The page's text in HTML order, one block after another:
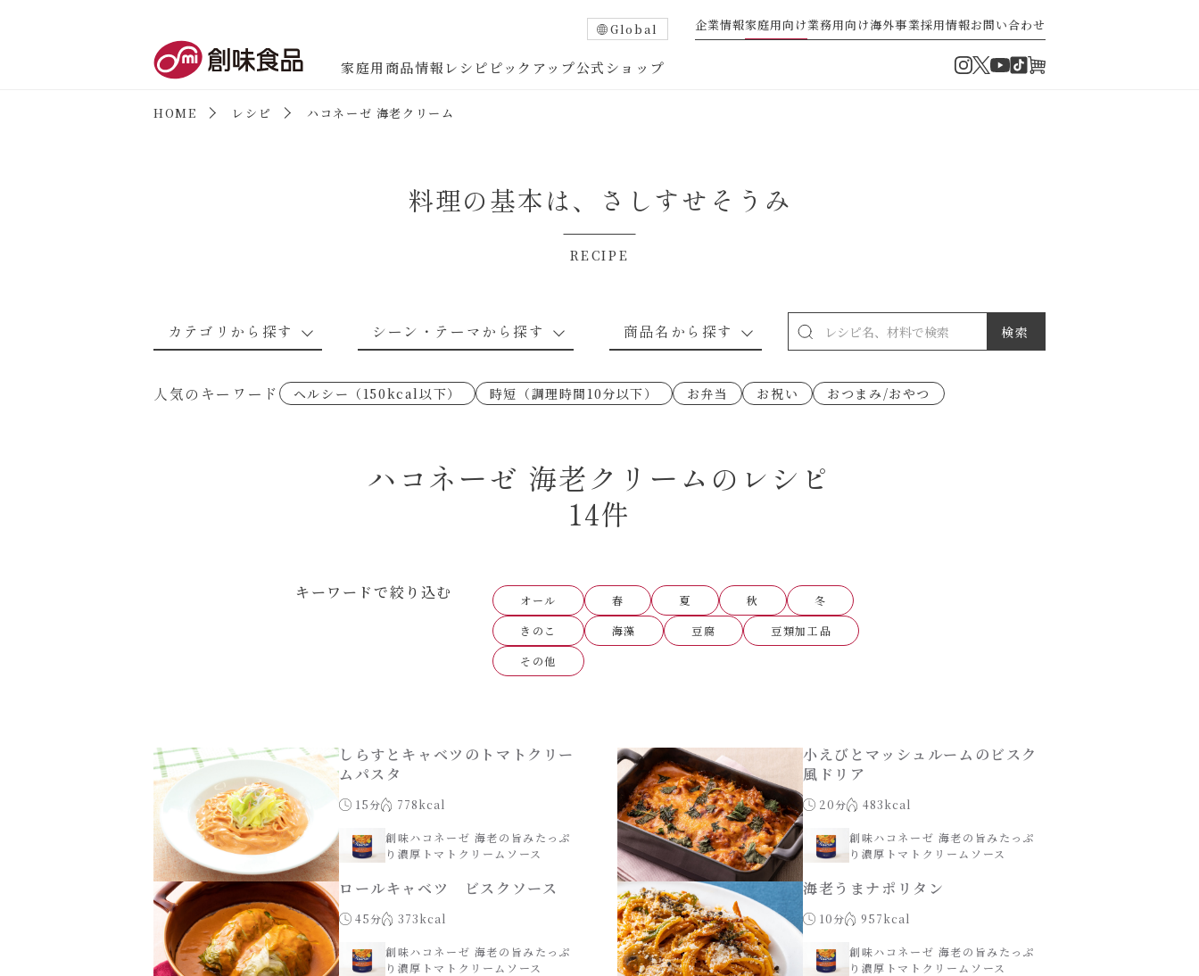
Global 企業情報家庭用向け業務用向け海外事業採用情報お問い合わせ
家庭用商品情報 レシピ ピックアップ公式ショップ Instagram
Twitter
YouTube
TikTok
HOME レシピ ハコネーゼ 海老クリーム
料理の基本は、 さしすせそうみ
RECIPE
カテゴリから探す
野菜のレシピ 魚介のレシピ お肉のレシピ 卵・乳のレシピ 穀物類のレシピ 果実のレシピ
シーン・テーマから探す
なんでもナムル 下味冷凍 なんでも南蛮
考えるな、二代目で炒めろ！～○○の炒 朝シャン（ごはん派）
朝シャン（パン派）
本気中華 肉ピクキノピク
グラタン/ドリア
シャンタン粉末（シャンタンチーズニン
商品名から探す
あえるハコネーゼカルボナーラ あえるハコネーゼトマトバジル あえるハコネーゼ高菜
あえるハコネーゼミートソース あえるハコネーゼ明太子 あえるハコネーゼナポリタン
あえるハコネーゼジェノベーゼ あえるハコネーゼペペロンチーノ あえるハコネーゼたらこクリーム
だしまろ酢 聖護院かぶらのもみじおろしぽん酢
ハコネーゼ 海老クリーム ハコネーゼ ボロネーゼ
ハコネーゼ カルボナーラ ハコネーゼ イカスミ
ハコネーゼ アラビアータ
人気のキーワード ヘルシー（150kcal以下） 時短（調理時間10分以下） お弁当 お祝い おつまみ/おやつ
ハコネーゼ 海老クリームのレシピ
14件
キーワードで絞り込む オール 春 夏 秋
冬
きのこ
海藻 豆腐
豆類加工品
その他
しらすとキャベツのトマトクリー
ムパスタ
15分 778kcal
創味ハコネーゼ 海老の旨みたっぷ
り濃厚トマトクリームソース
小えびとマッシュルームのビスク
風ドリア
20分 483kcal
創味ハコネーゼ 海老の旨みたっぷ
り濃厚トマトクリームソース
ロールキャベツ ビスクソース
45分 373kcal
創味ハコネーゼ 海老の旨みたっぷ
り濃厚トマトクリームソース
海老うまナポリタン
10分 957kcal
創味ハコネーゼ 海老の旨みたっぷ
り濃厚トマトクリームソース